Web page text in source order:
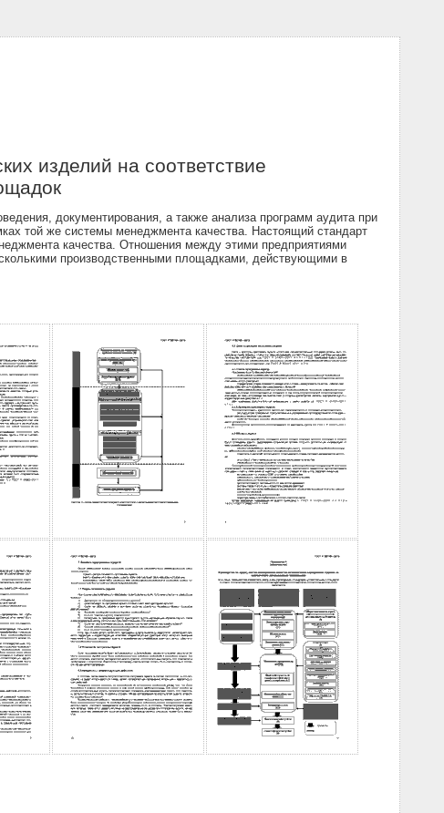
изделий на соответствие
документирования, а также анализа программ аудита при
той же системы менеджмента качества. Настоящий стандарт
качества. Отношения между этими предприятиями
производственными площадками, действующими в